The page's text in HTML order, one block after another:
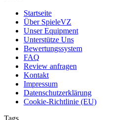
Startseite
Über SpieleVZ
Unser Equipment
Unterstütze Uns
Bewertungssystem
FAQ
Review anfragen
Kontakt
Impressum
Datenschutzerklärung
Cookie-Richtlinie (EU)
Tags